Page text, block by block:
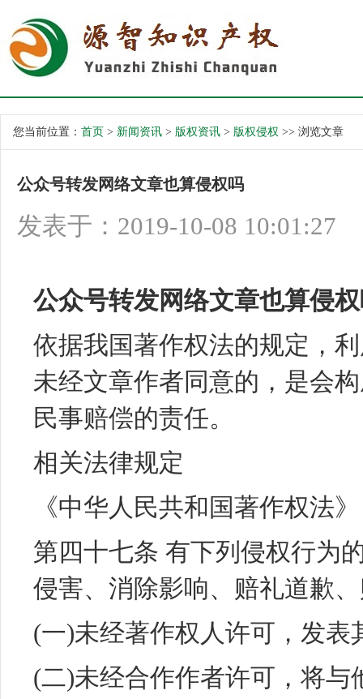
您当前位置： 首页 > 新闻资讯 > 版权资讯 > 版权侵权 >> 浏览文章
公众号转发网络文章也算侵权吗
发表于：2019-10-08 10:01:27
公众号转发网络文章也算侵
依据我国著作权法的规定，
未经文章作者同意的，是会
民事赔偿的责任。
相关法律规定
《中华人民共和国著作权法》
第四十七条 有下列侵权行为
侵害、消除影响、赔礼道歉
(一)未经著作权人许可，发表
(二)未经合作作者许可，将